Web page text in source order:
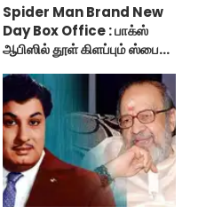
Spider Man Brand New
Day Box Office : பாக்ஸ்
ஆபிஸில் தூள் கிளப்பும் ஸ்பைடர்